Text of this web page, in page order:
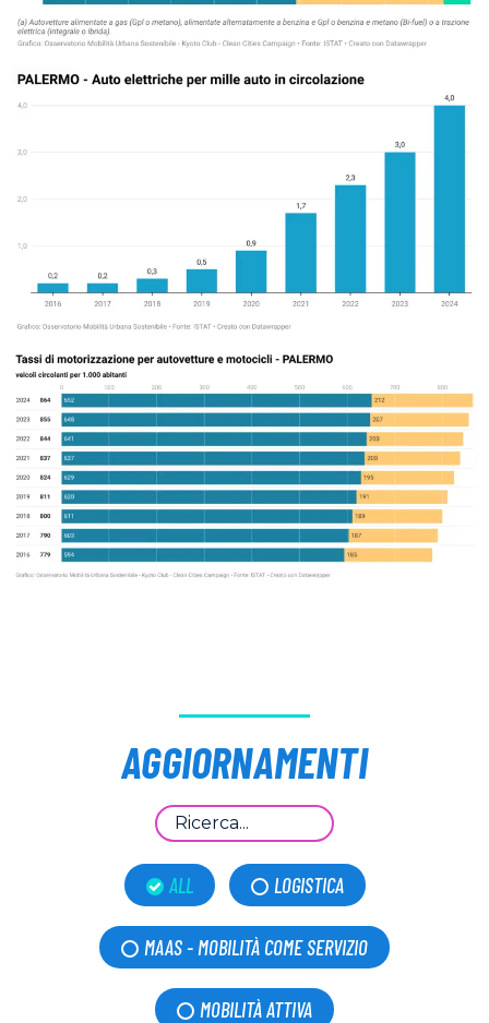
AGGIORNAMENTI
ALL LOGISTICA
MAAS - MOBILITÀ COME SERVIZIO
MOBILITÀ ATTIVA